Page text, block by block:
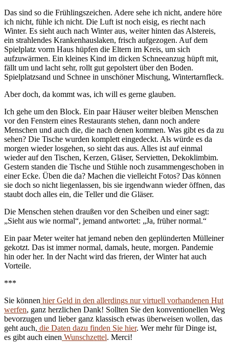
Das sind so die Frühlingszeichen. Adere sehe ich nicht, andere höre
ich nicht, fühle ich nicht. Die Luft ist noch eisig, es riecht nach
Winter. Es sieht auch nach Winter aus, weiter hinten das Alstereis,
ein strahlendes Krankenhauslaken, frisch aufgezogen. Auf dem
Spielplatz vorm Haus hüpfen die Eltern im Kreis, um sich
aufzuwärmen. Ein kleines Kind im dicken Schneeanzug hüpft mit,
fällt um und lacht sehr, rollt gut gepolstert über den Boden.
Spielplatzsand und Schnee in unschöner Mischung, Wintertarnfleck.
Aber doch, da kommt was, ich will es gerne glauben.
Ich gehe um den Block. Ein paar Häuser weiter bleiben Menschen
vor den Fenstern eines Restaurants stehen, dann noch andere
Menschen und auch die, die nach denen kommen. Was gibt es da zu
sehen? Die Tische wurden komplett eingedeckt. Als würde es da
morgen wieder losgehen, so sieht das aus. Alles ist auf einmal
wieder auf den Tischen, Kerzen, Gläser, Servietten, Dekoklimbim.
Gestern standen die Tische und Stühle noch zusammengeschoben in
einer Ecke. Üben die da? Machen die vielleicht Fotos? Das können
sie doch so nicht liegenlassen, bis sie irgendwann wieder öffnen, das
staubt doch alles ein, die Teller und die Gläser.
Die Menschen stehen draußen vor den Scheiben und einer sagt:
„Sieht aus wie normal“, jemand antwortet: „Ja, früher normal.“
Ein paar Meter weiter hat jemand neben den geplünderten Mülleiner
gekotzt. Das ist immer normal, damals, heute, morgen. Pandemie
hin oder her. In der Nacht wird das frieren, der Winter hat auch
Vorteile.
***
Sie können hier Geld in den allerdings nur virtuell vorhandenen Hut
werfen, ganz herzlichen Dank! Sollten Sie den konventionellen Weg
bevorzugen und lieber ganz klassisch etwas überweisen wollen, das
geht auch, die Daten dazu finden Sie hier. Wer mehr für Dinge ist,
es gibt auch einen Wunschzettel. Merci!